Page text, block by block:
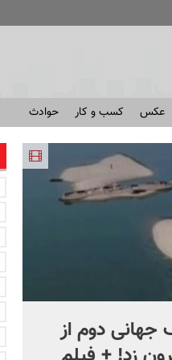
عکس کسب و کار حوادث
دوم از